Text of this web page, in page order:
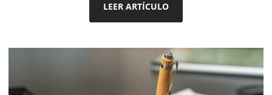
LEER ARTÍCULO